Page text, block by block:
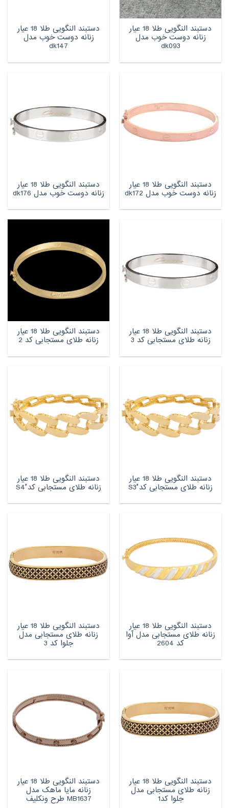
دستبند النگویی طلا 18 عیار
زنانه دوست خوب مدل
dk093
دستبند النگویی طلا 18 عیار
زنانه دوست خوب مدل
dk147
دستبند النگویی طلا 18 عیار
زنانه دوست خوب مدل dk172
دستبند النگویی طلا 18 عیار
زنانه دوست خوب مدل dk176
دستبند النگویی طلا 18 عیار
زنانه طلای مستجابی کد 3
دستبند النگویی طلا 18 عیار
زنانه طلای مستجابی کد 2
دستبند النگویی طلا 18 عیار
زنانه طلای مستجابی کد ُS3
دستبند النگویی طلا 18 عیار
زنانه طلای مستجابی کد ُS4
دستبند النگویی طلا 18 عیار
زنانه طلای مستجابی مدل آوا
کد 2604
دستبند النگویی طلا 18 عیار
زنانه طلای مستجابی مدل
جلوا کد 3
دستبند النگویی طلا 18 عیار
زنانه طلای مستجابی مدل
جلوا کد1
دستبند النگویی طلا 18 عیار
زنانه مایا ماهک مدل
MB1637 طرح ونکلیف